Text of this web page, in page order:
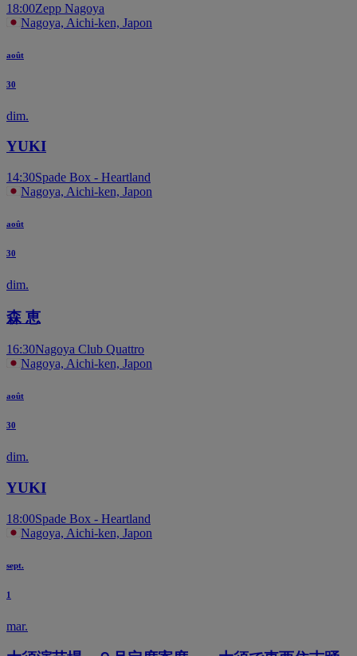
18:00Zepp Nagoya
Nagoya, Aichi-ken, Japon
août
30
dim.
YUKI
14:30Spade Box - Heartland
Nagoya, Aichi-ken, Japon
août
30
dim.
森 恵
16:30Nagoya Club Quattro
Nagoya, Aichi-ken, Japon
août
30
dim.
YUKI
18:00Spade Box - Heartland
Nagoya, Aichi-ken, Japon
sept.
1
mar.